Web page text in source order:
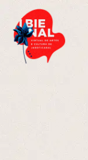
main
content